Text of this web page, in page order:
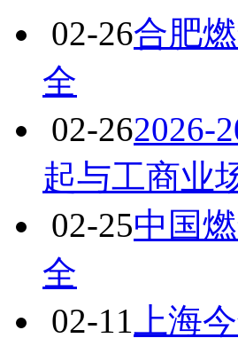
02-26合肥
全
02-262026-
起与工商业
02-25中国
全
02-11 上海